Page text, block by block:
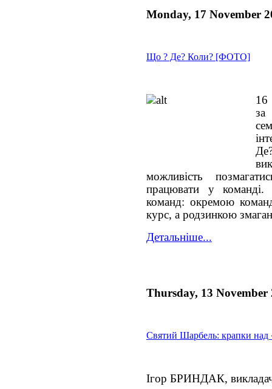
Monday, 17 November
Що ? Де? Коли? [ФОТО]
16
можливість
працювати у
команд: окремою
курс, а родзинкою
Детальніше...
Thursday, 13 November
Святий Шарбель: крапки над
Ігор БРИНДАК,